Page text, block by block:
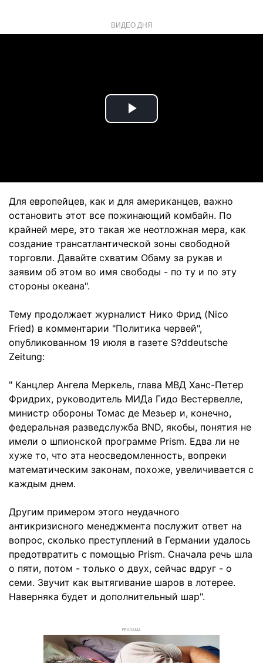
ВИДЕО ДНЯ
Play
Для европейцев, как и для американцев, важно
остановить этот все пожинающий комбайн. По
крайней мере, это такая же неотложная мера, как
создание трансатлантической зоны свободной
торговли. Давайте схватим Обаму за рукав и
заявим об этом во имя свободы - по ту и по эту
стороны океана".
Тему продолжает журналист Нико Фрид (Nico
Fried) в комментарии "Политика червей",
опубликованном 19 июля в газете S?ddeutsche
Zeitung:
" Канцлер Ангела Меркель, глава МВД Ханс-Петер
Фридрих, руководитель МИДа Гидо Вестервелле,
министр обороны Томас де Мезьер и, конечно,
федеральная разведслужба BND, якобы, понятия не
имели о шпионской программе Prism. Едва ли не
хуже то, что эта неосведомленность, вопреки
математическим законам, похоже, увеличивается с
каждым днем.
Другим примером этого неудачного
антикризисного менеджмента послужит ответ на
вопрос, сколько преступлений в Германии удалось
предотвратить с помощью Prism. Сначала речь шла
о пяти, потом - только о двух, сейчас вдруг - о
семи. Звучит как вытягивание шаров в лотерее.
Наверняка будет и дополнительный шар".
РЕКЛАМА